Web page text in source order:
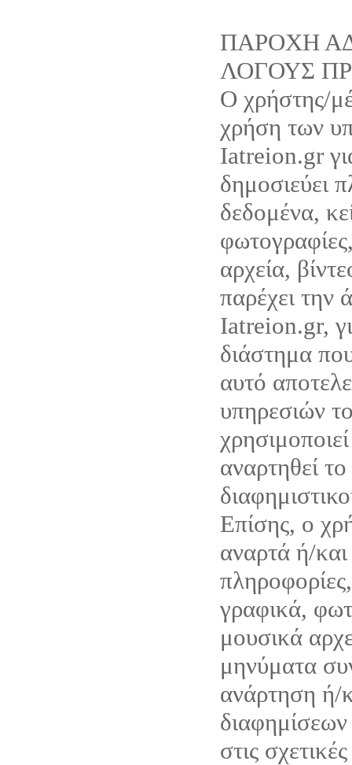
ΠΑΡΟΧΗ
ΛΟΓΟΥΣ
Ο χρήστης/
χρήση των
Iatreion.gr
δημοσιεύει
δεδομένα,
αρχεία,
παρέχει την
Iatreion.gr,
διάστημα
αυτό
υπηρεσιών
αναρτηθεί
Επίσης, ο
αναρτά ή/και
γραφικά,
μουσικά
μηνύματα
ανάρτηση ή/
στις